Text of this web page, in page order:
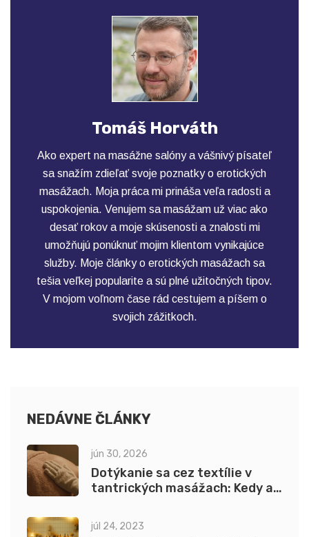
Tomáš Horváth
Ako expert na masážne salóny a vášnivý písateľ
sa snažím zdieľať svoje poznatky o erotických
masážach. Moja práca mi prináša veľa radosti a
uspokojenia. Venujem sa masážam už viac ako
desať rokov a moje skúsenosti a znalosti mi
umožňujú ponúknuť mojim klientom vynikajúce
služby. Moje články o erotických masážach sa
tešia veľkej popularite a sú plné užitočných tipov.
V mojom voľnom čase rád cestujem a píšem o
svojich zážitkoch.
NEDÁVNE ČLÁNKY
jún 30, 2026
Dotýkanie sa cez textílie v
tantrických masážach: Kedy a
júl 24, 2023